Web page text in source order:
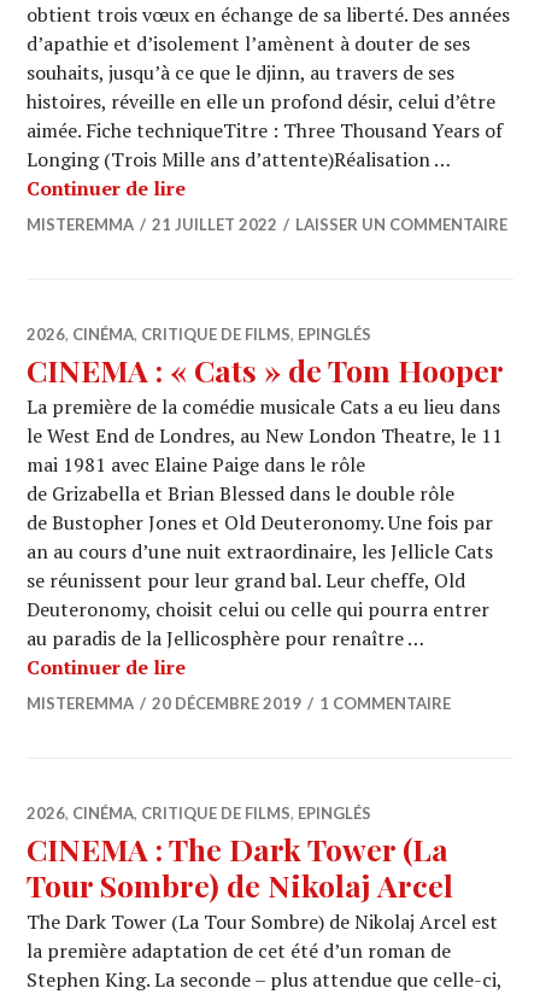
obtient trois vœux en échange de sa liberté. Des années
d’apathie et d’isolement l’amènent à douter de ses
souhaits, jusqu’à ce que le djinn, au travers de ses
histoires, réveille en elle un profond désir, celui d’être
aimée. Fiche techniqueTitre : Three Thousand Years of
Longing (Trois Mille ans d’attente)Réalisation …
Continuer de lireCINEMA : « Three Thousand Years
MISTEREMMA 21 JUILLET 2022 LAISSER UN COMMENTAIRE
2026, CINÉMA, CRITIQUE DE FILMS, EPINGLÉS
CINEMA : « Cats » de Tom Hooper
La première de la comédie musicale Cats a eu lieu dans
le West End de Londres, au New London Theatre, le 11
mai 1981 avec Elaine Paige dans le rôle
de Grizabella et Brian Blessed dans le double rôle
de Bustopher Jones et Old Deuteronomy. Une fois par
an au cours d’une nuit extraordinaire, les Jellicle Cats
se réunissent pour leur grand bal. Leur cheffe, Old
Deuteronomy, choisit celui ou celle qui pourra entrer
au paradis de la Jellicosphère pour renaître …
Continuer de lireCINEMA : « Cats » de Tom Hooper
MISTEREMMA 20 DÉCEMBRE 2019 1 COMMENTAIRE
2026, CINÉMA, CRITIQUE DE FILMS, EPINGLÉS
CINEMA : The Dark Tower (La
Tour Sombre) de Nikolaj Arcel
The Dark Tower (La Tour Sombre) de Nikolaj Arcel est
la première adaptation de cet été d’un roman de
Stephen King. La seconde – plus attendue que celle-ci,